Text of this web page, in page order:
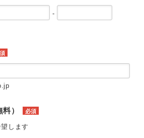
-
） 必須
します